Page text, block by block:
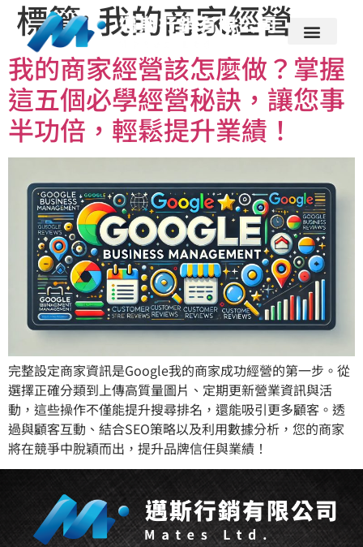
標籤:我的商家經營
我的商家經營該怎麼做？掌握
這五個必學經營秘訣，讓您事
半功倍，輕鬆提升業績！
完整設定商家資訊是Google我的商家成功經營的第一步。從
選擇正確分類到上傳高質量圖片、定期更新營業資訊與活
動，這些操作不僅能提升搜尋排名，還能吸引更多顧客。透
過與顧客互動、結合SEO策略以及利用數據分析，您的商家
將在競爭中脫穎而出，提升品牌信任與業績！